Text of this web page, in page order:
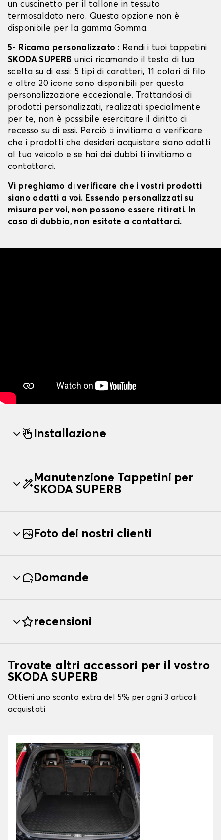
un cuscinetto per il tallone in tessuto
termosaldato nero. Questa opzione non è
disponibile per la gamma Gomma.
5- Ricamo personalizzato : Rendi i tuoi tappetini
SKODA SUPERB unici ricamando il testo di tua
scelta su di essi: 5 tipi di caratteri, 11 colori di filo
e oltre 20 icone sono disponibili per questa
personalizzazione eccezionale. Trattandosi di
prodotti personalizzati, realizzati specialmente
per te, non è possibile esercitare il diritto di
recesso su di essi. Perciò ti invitiamo a verificare
che i prodotti che desideri acquistare siano adatti
al tuo veicolo e se hai dei dubbi ti invitiamo a
contattarci.
Vi preghiamo di verificare che i vostri prodotti
siano adatti a voi. Essendo personalizzati su
misura per voi, non possono essere ritirati. In
caso di dubbio, non esitate a contattarci.
Installazione
Manutenzione Tappetini per
SKODA SUPERB
Foto dei nostri clienti
Domande
recensioni
Trovate altri accessori per il vostro
SKODA SUPERB
Ottieni uno sconto extra del 5% per ogni 3 articoli
acquistati